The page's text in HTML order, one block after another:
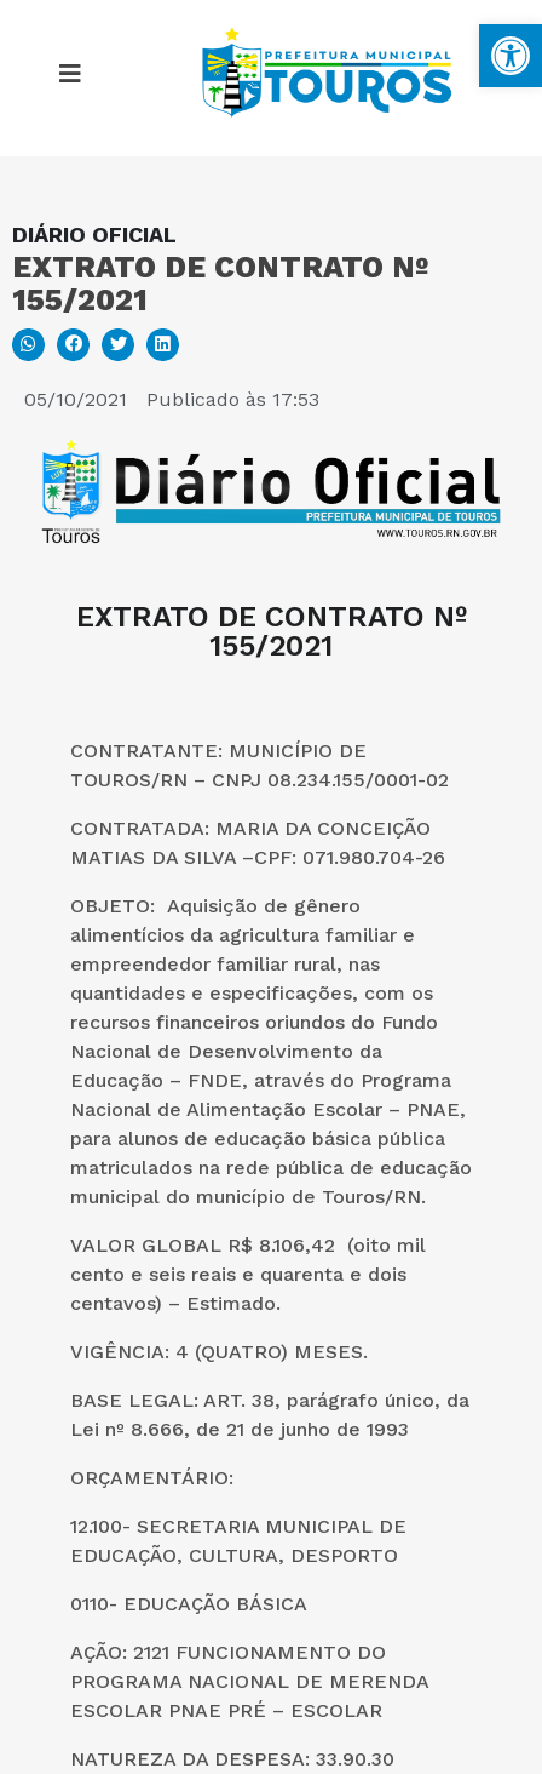
DIÁRIO OFICIAL
EXTRATO DE CONTRATO Nº
155/2021
05/10/2021 Publicado às 17:53
EXTRATO DE CONTRATO Nº
155/2021
CONTRATANTE: MUNICÍPIO DE
TOUROS/RN – CNPJ 08.234.155/0001-02
CONTRATADA: MARIA DA CONCEIÇÃO
MATIAS DA SILVA –CPF: 071.980.704-26
OBJETO: Aquisição de gênero
alimentícios da agricultura familiar e
empreendedor familiar rural, nas
quantidades e especificações, com os
recursos financeiros oriundos do Fundo
Nacional de Desenvolvimento da
Educação – FNDE, através do Programa
Nacional de Alimentação Escolar – PNAE,
para alunos de educação básica pública
matriculados na rede pública de educação
municipal do município de Touros/RN.
VALOR GLOBAL R$ 8.106,42 (oito mil
cento e seis reais e quarenta e dois
centavos) – Estimado.
VIGÊNCIA: 4 (QUATRO) MESES.
BASE LEGAL: ART. 38, parágrafo único, da
Lei nº 8.666, de 21 de junho de 1993
ORÇAMENTÁRIO:
12.100- SECRETARIA MUNICIPAL DE
EDUCAÇÃO, CULTURA, DESPORTO
0110- EDUCAÇÃO BÁSICA
AÇÃO: 2121 FUNCIONAMENTO DO
PROGRAMA NACIONAL DE MERENDA
ESCOLAR PNAE PRÉ – ESCOLAR
NATUREZA DA DESPESA: 33.90.30
MAPA DO SITE
PORTAL DA TRANSPARÊNCIA
E-SIC
PERGUNTAS FREQUENTES